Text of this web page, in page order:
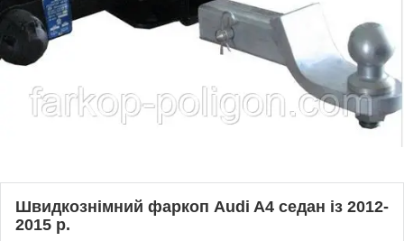
Швидкознімний фаркоп Audi A4 седан із 2012-
2015 р.